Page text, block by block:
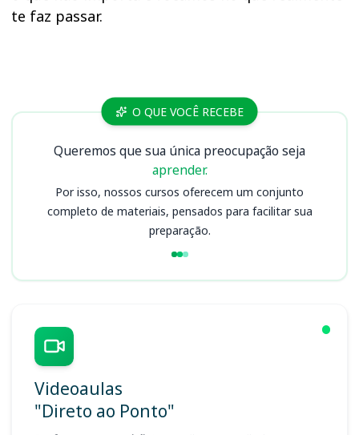
te faz passar.
Cursos O QUE VOCÊ RECEBE
Queremos que sua única preocupação seja
aprender.
Por isso, nossos cursos oferecem um conjunto
completo de materiais, pensados para facilitar sua
preparação.
Videoaulas
"Direto ao Ponto"